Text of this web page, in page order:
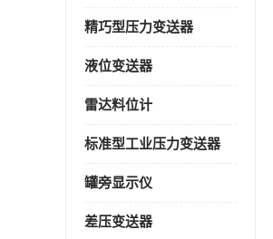
精巧型压力变送器
液位变送器
雷达料位计
标准型工业压力变送器
罐旁显示仪
差压变送器